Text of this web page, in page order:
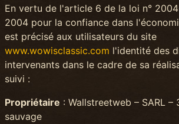
En vertu de l'article 6 de la loi n°
2004 pour la confiance dans
est précisé aux utilisateurs du site
www.wowisclassic.com l'identité des
intervenants dans le cadre de sa
suivi :
Propriétaire : Wallstreetweb – SARL
sauvage